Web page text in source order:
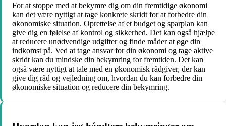
For at stoppe med at bekymre dig om din fremtidige økonomi
kan det være nyttigt at tage konkrete skridt for at forbedre din
økonomiske situation. Oprettelse af et budget og sparplan kan
give dig en følelse af kontrol og sikkerhed. Det kan også hjælpe
at reducere unødvendige udgifter og finde måder at øge din
indkomst på. Ved at tage ansvar for din økonomi og tage aktive
skridt kan du mindske din bekymring for fremtiden. Det kan
også være nyttigt at tale med en økonomisk rådgiver, der kan
give dig råd og vejledning om, hvordan du kan forbedre din
økonomiske situation og reducere din bekymring.